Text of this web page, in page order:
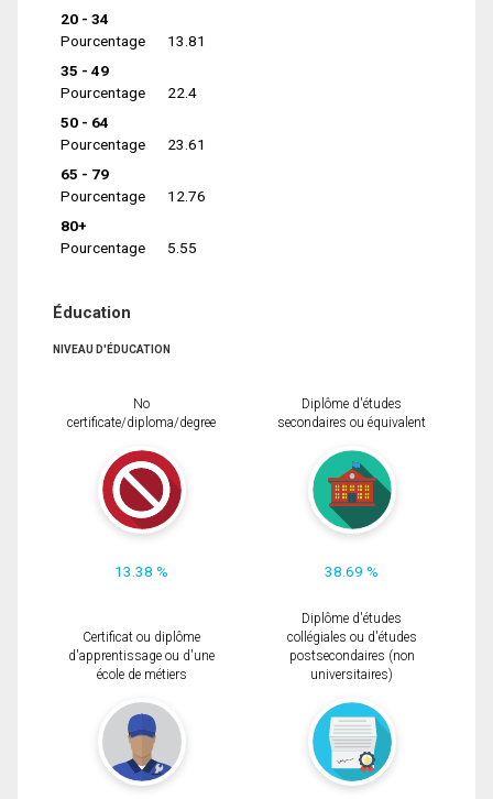
20 - 34
Pourcentage
13.81
35 - 49
Pourcentage
22.4
50 - 64
Pourcentage
23.61
65 - 79
Pourcentage
12.76
80+
Pourcentage
5.55
Éducation
NIVEAU D'ÉDUCATION
No
certificate/diploma/degree
13.38 %
Diplôme d'études
secondaires ou équivalent
38.69 %
Certificat ou diplôme
d'apprentissage ou d'une
école de métiers
Diplôme d'études
collégiales ou d'études
postsecondaires (non
universitaires)